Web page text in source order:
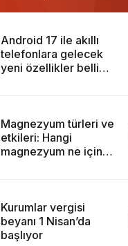
Android 17 ile akıllı
telefonlara gelecek
yeni özellikler belli
Magnezyum türleri ve
etkileri: Hangi
magnezyum ne için
Kurumlar vergisi
beyanı 1 Nisan’da
başlıyor